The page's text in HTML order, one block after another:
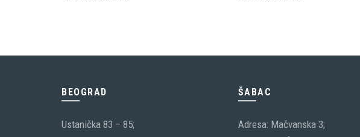
BEOGRAD
Ustanička 83 – 85;
ŠABAC
Adresa: Mačvanska 3;